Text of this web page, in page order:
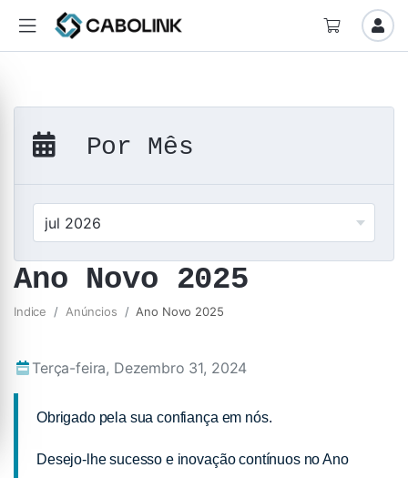
Por Mês
Ano Novo 2025
Indice Anúncios Ano Novo 2025
Terça-feira, Dezembro 31, 2024
Obrigado pela sua confiança em nós.
Desejo-lhe sucesso e inovação contínuos no Ano